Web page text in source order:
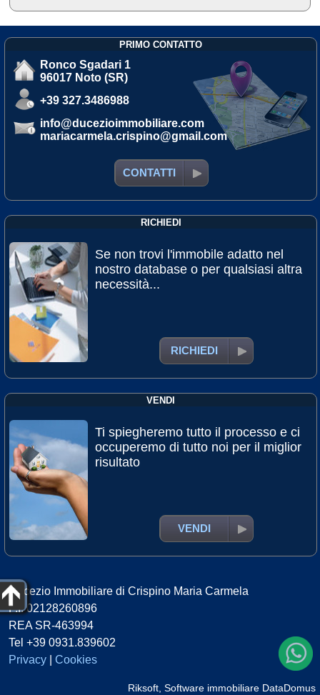
PRIMO CONTATTO
Ronco Sgadari 1
96017 Noto (SR)
+39 327.3486988
info@ducezioimmobiliare.com
mariacarmela.crispino@gmail.com
CONTATTI
RICHIEDI
Se non trovi l'immobile adatto nel
nostro database o per qualsiasi altra
necessità...
RICHIEDI
VENDI
Ti spiegheremo tutto il processo e ci
occuperemo di tutto noi per il miglior
risultato
VENDI
Ducezio Immobiliare di Crispino Maria Carmela
P.I. 02128260896
REA SR-463994
Tel +39 0931.839602
Privacy
Cookies
Riksoft Software immobiliare DataDomus